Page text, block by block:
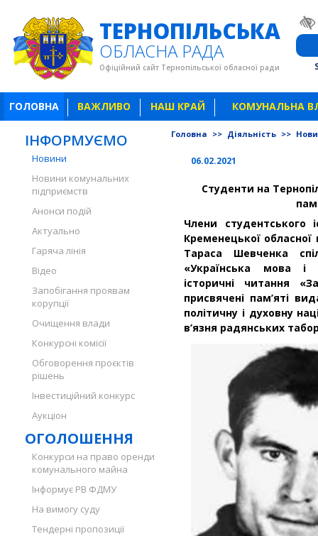
ТЕРНОПІЛЬСЬКА
ОБЛАСНА РАДА
Офіційний сайт Тернопільської обласної ради
ГОЛОВНА ВАЖЛИВО НАШ КРАЙ КОМУНАЛЬНА
ІНФОРМУЄМО
Новини
Новини комунальних
підприємств
Анонси подій
Актуально
Гаряча лінія
Відео
Запобігання проявам
корупції
Очищення влади
Конкурсні комісії
Обговорення проєктів
рішень
Інвестиційний конкурс
Аукціон
ОГОЛОШЕННЯ
Конкурси на право оренди
комунального майна
Інформує РВ ФДМУ
На вимогу суду
Тендерні пропозиції
Головна >> Діяльність >>
06.02.2021
Студенти на
Члени студентського
Кременецької обласної
Тараса Шевченка
«Українська мова і
історичні читання
присвячені пам’яті
політичну і духовну
в’язня радянських